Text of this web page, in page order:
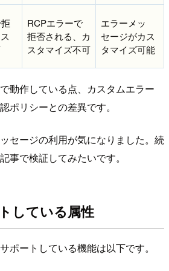
RCPエラーで
拒否される、カ
スタマイズ不可
エラーメッ
セージがカス
タマイズ可能
動作している点、カスタムエラー
ポリシーとの差異です。
セージの利用が気になりました。続
事で検証してみたいです。
している属性
ポートしている機能は以下です。